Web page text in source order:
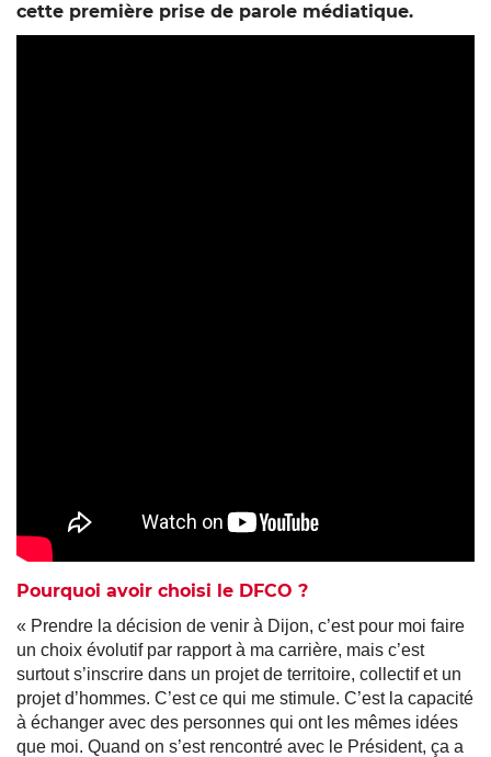
cette première prise de parole médiatique.
Pourquoi avoir choisi le DFCO ?
« Prendre la décision de venir à Dijon, c’est pour moi faire
un choix évolutif par rapport à ma carrière, mais c’est
surtout s’inscrire dans un projet de territoire, collectif et un
projet d’hommes. C’est ce qui me stimule. C’est la capacité
à échanger avec des personnes qui ont les mêmes idées
que moi. Quand on s’est rencontré avec le Président, ça a